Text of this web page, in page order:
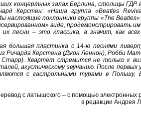
концертных залах Берлина, столицы ГДР.
Керстен: «Наша группа «Beatles
настоящие поклонники группы «The
виде, продемонстрировать
их песни – это классика, а значит, как
большая пластинка с 14-ю песнями
Ричарда Керстена (Джон Леннон), Робби
Квартет стремится не только к
акустическому звучанию. После первых
с гастрольными турами в Польшу,
с латышского – с помощью электронных
в редакции Андрея